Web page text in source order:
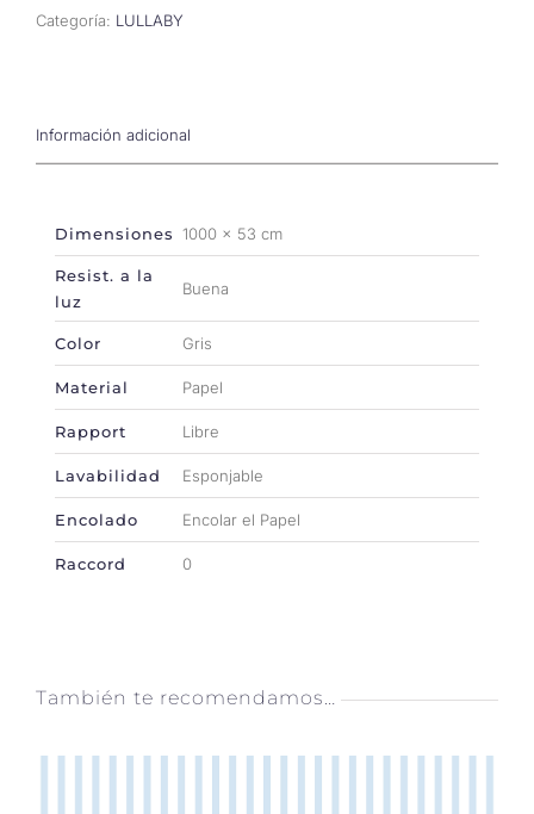
Categoría: LULLABY
Información adicional
Dimensiones 1000 × 53 cm
Resist. a la
luz
Buena
Color Gris
Material Papel
Rapport Libre
Lavabilidad Esponjable
Encolado Encolar el Papel
Raccord 0
También te recomendamos…